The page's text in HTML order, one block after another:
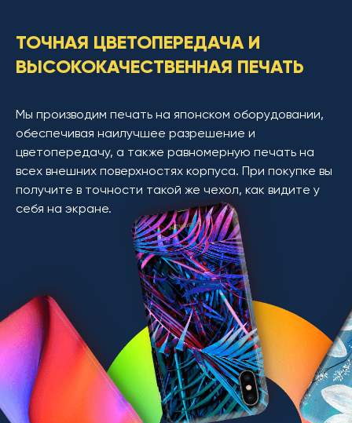
ТОЧНАЯ ЦВЕТОПЕРЕДАЧА И
ВЫСОКОКАЧЕСТВЕННАЯ ПЕЧАТЬ
Мы производим печать на японском оборудовании,
обеспечивая наилучшее разрешение и
цветопередачу, а также равномерную печать на
всех внешних поверхностях корпуса. При покупке вы
получите в точности такой же чехол, как видите у
себя на экране.